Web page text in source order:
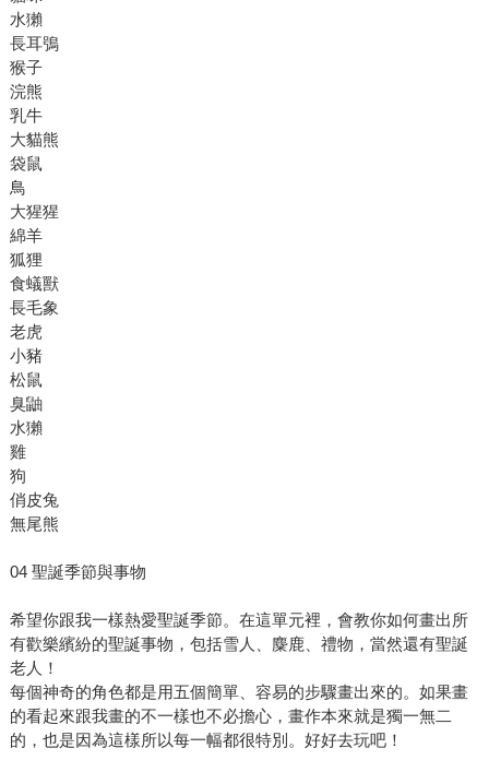
水獺
長耳鴞
猴子
浣熊
乳牛
大貓熊
袋鼠
鳥
大猩猩
綿羊
狐狸
食蟻獸
長毛象
老虎
小豬
松鼠
臭鼬
水獺
雞
狗
俏皮兔
無尾熊
04 聖誕季節與事物
希望你跟我一樣熱愛聖誕季節。在這單元裡，會教你如何畫出所
有歡樂繽紛的聖誕事物，包括雪人、麋鹿、禮物，當然還有聖誕
老人！
每個神奇的角色都是用五個簡單、容易的步驟畫出來的。如果畫
的看起來跟我畫的不一樣也不必擔心，畫作本來就是獨一無二
的，也是因為這樣所以每一幅都很特別。好好去玩吧！